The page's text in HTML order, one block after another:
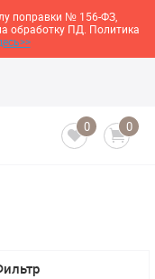
поправки № 156-ФЗ,
обработку ПД. Политика
0 0